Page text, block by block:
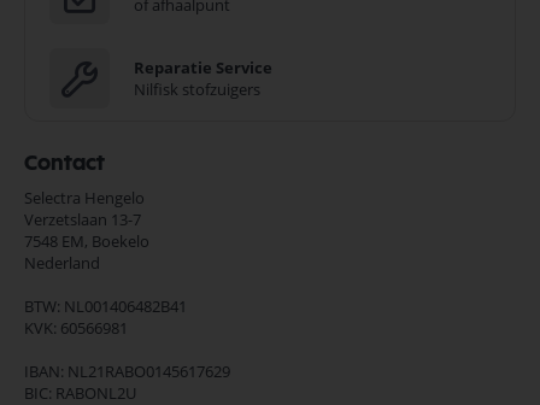
of afhaalpunt
Reparatie Service
Nilfisk stofzuigers
Contact
Selectra Hengelo
Verzetslaan 13-7
7548 EM, Boekelo
Nederland
BTW: NL001406482B41
KVK: 60566981
IBAN: NL21RABO0145617629
BIC: RABONL2U